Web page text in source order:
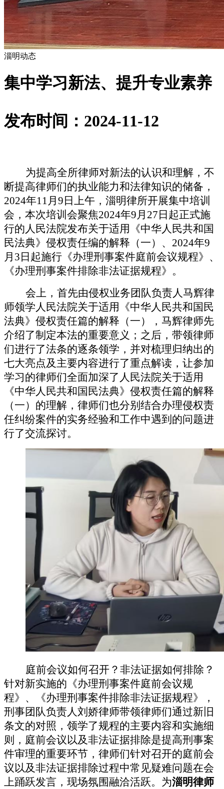
淄明动态
集中学习新法、提升专业素养
发布时间：2024-11-12
为提高全所律师对新法的认识和理解，不
断提高律师们的执业能力和法律知识的储备，
2024年11月9日上午，淄明律所开展集中培训
会，本次培训会聚焦2024年9月27日起正式施
行的人民法院发布关于适用《中华人民共和国
民法典》侵权责任编的解释（一）、2024年9
月3日起施行《办理刑事案件庭前会议规程》、
《办理刑事案件排除非法证据规程》。
会上，首先由侵权业务团队负责人马辉律
师领学人民法院关于适用《中华人民共和国民
法典》侵权责任篇的解释（一），马辉律师先
介绍了制定本法的重要意义；之后，带领律师
们进行了法条的逐条领学，并对梳理归纳出的
七大亮点及主要内容进行了重点解读，让参加
学习的律师们全面加深了人民法院关于适用
《中华人民共和国民法典》侵权责任篇的解释
（一）的理解，律师们也分别结合办理侵权责
任纠纷案件的实务经验和工作中遇到的问题进
行了交流探讨。
庭前会议如何召开？非法证据如何排除？
针对新实施的《办理刑事案件庭前会议规
程》、《办理刑事案件排除非法证据规程》，
刑事团队负责人刘娇律师带领律师们通过新旧
条文的对照，领学了规程的主要内容和实施细
则，庭前会议以及非法证据排除是提高刑事案
件审理的重要环节，律师们针对召开的庭前会
议以及非法证据排除过程中常见疑难问题在会
上踊跃发言，现场氛围融洽活跃。为淄明律师